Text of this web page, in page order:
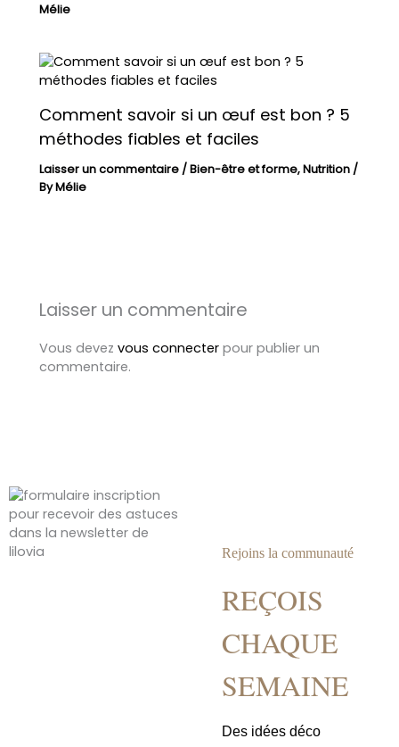
Mélie
Comment savoir si un œuf est bon ? 5
méthodes fiables et faciles
Laisser un commentaire /Bien-être et forme,Nutrition /
ByMélie
Laisser un commentaire
Vous devezvous connecter pour publier un
commentaire.
Rejoins la communauté
REÇOIS
CHAQUE
SEMAINE
Des idées déco